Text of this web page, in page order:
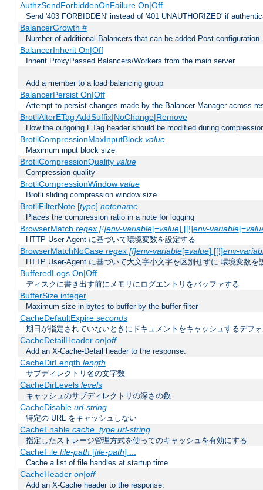
AuthzSendForbiddenOnFailure On|Off
Send '403 FORBIDDEN' instead of '401 UNAUTHORIZED' if
BalancerGrowth #
Number of additional Balancers that can be added Post-configuration
BalancerInherit On|Off
Inherit ProxyPassed Balancers/Workers from the main server
Add a member to a load balancing group
BalancerPersist On|Off
Attempt to persist changes made by the Balancer Manager across
BrotliAlterETag AddSuffix|NoChange|Remove
How the outgoing ETag header should be modified during
BrotliCompressionMaxInputBlock value
Maximum input block size
BrotliCompressionQuality value
Compression quality
BrotliCompressionWindow value
Brotli sliding compression window size
BrotliFilterNote [type] notename
Places the compression ratio in a note for logging
BrowserMatch regex [!]env-variable[=value] [[!]env-variable[=
HTTP User-Agent に基づいて環境変数を設定する
BrowserMatchNoCase regex [!]env-variable[=value] [[!]env-
HTTP User-Agent に基づいて大文字小文字を区別せずに 環境変数を
BufferedLogs On|Off
ディスクに書き出す前にメモリにログエントリをバッファする
BufferSize integer
Maximum size in bytes to buffer by the buffer filter
CacheDefaultExpire seconds
期日が指定されていないときにドキュメントをキャッシュするデフ
CacheDetailHeader on|off
Add an X-Cache-Detail header to the response.
CacheDirLength length
サブディレクトリ名の文字数
CacheDirLevels levels
キャッシュのサブディレクトリの深さの数
CacheDisable url-string
特定の URL をキャッシュしない
CacheEnable cache_type url-string
指定したストレージ管理方式を使ってのキャッシュを有効にする
CacheFile file-path [file-path] ...
Cache a list of file handles at startup time
CacheHeader on|off
Add an X-Cache header to the response.